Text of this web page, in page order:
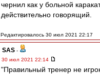
чернил как у больной
действительно говорящий.
Редактировалось 30 июл 2021 22:17
SAS -
30 июл 2021 22:14
"Правильный тренер не